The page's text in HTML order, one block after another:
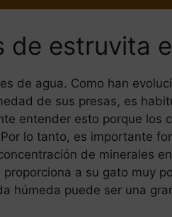
de estruvita
de agua. Como han
de sus presas, es
entender esto porque los
lo tanto, es importante
de minerales
a su gato muy
húmeda puede ser una